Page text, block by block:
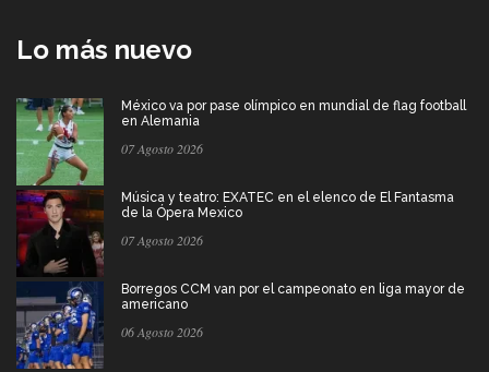
Lo más nuevo
México va por pase olímpico en mundial de flag football
en Alemania
07 Agosto 2026
Música y teatro: EXATEC en el elenco de El Fantasma
de la Ópera Mexico
07 Agosto 2026
Borregos CCM van por el campeonato en liga mayor de
americano
06 Agosto 2026